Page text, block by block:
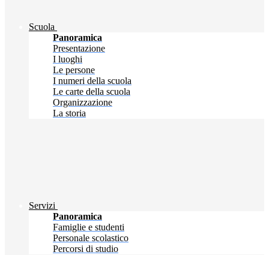
Scuola
Panoramica
Presentazione
I luoghi
Le persone
I numeri della scuola
Le carte della scuola
Organizzazione
La storia
Servizi
Panoramica
Famiglie e studenti
Personale scolastico
Percorsi di studio